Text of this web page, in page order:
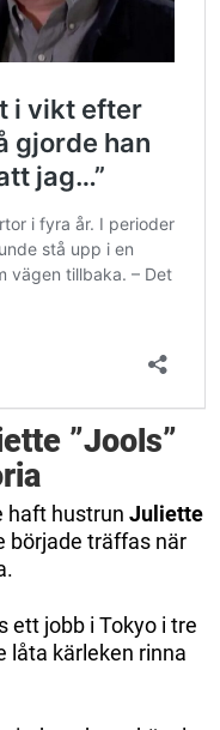
”Jools”
haft hustrun Juliette
började träffas när
ett jobb i Tokyo i tre
låta kärleken rinna